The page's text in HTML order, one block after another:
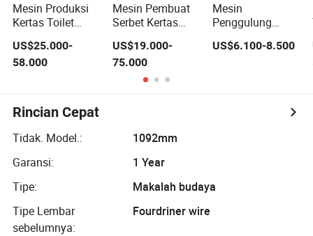
Mesin Produksi
Kertas Toilet
Otomatis Penuh
Harga Mesin
Pembuat Handuk
US$25.000-
58.000
Mesin Pembuat
Serbet Kertas
Lipat V Otomatis,
Jalur Produksi
Hand Towel,
Mesin Pembuat
untuk Dijual
US$19.000-
75.000
Mesin
Penggulung
Kertas Toilet
Otomatis Kecil
Toilet
US$6.100-8.500
Rincian Cepat
Tidak. Model.:
1092mm
Garansi:
1 Year
Tipe:
Makalah budaya
Tipe Lembar
sebelumnya:
Fourdriner wire